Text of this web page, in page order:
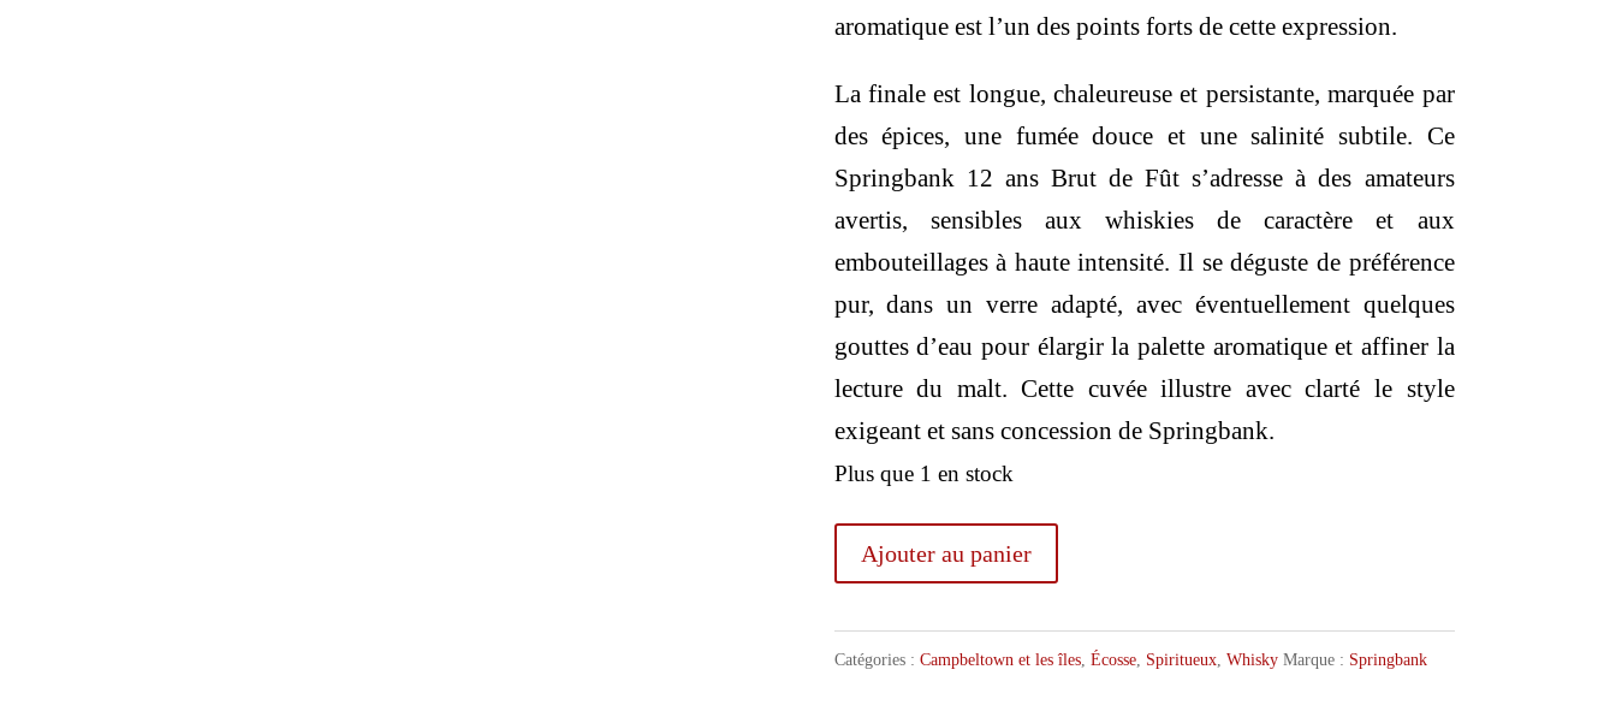
aromatique est l’un des points forts de cette expression.
La finale est longue, chaleureuse et persistante, marquée par
des épices, une fumée douce et une salinité subtile. Ce
Springbank 12 ans Brut de Fût s’adresse à des amateurs
avertis, sensibles aux whiskies de caractère et aux
embouteillages à haute intensité. Il se déguste de préférence
pur, dans un verre adapté, avec éventuellement quelques
gouttes d’eau pour élargir la palette aromatique et affiner la
lecture du malt. Cette cuvée illustre avec clarté le style
exigeant et sans concession de Springbank.
Plus que 1 en stock
quantité
de
Springbank
12
Ajouter au panier
Catégories : Campbeltown et les îles, Écosse, Spiritueux, Whisky Marque : Springbank